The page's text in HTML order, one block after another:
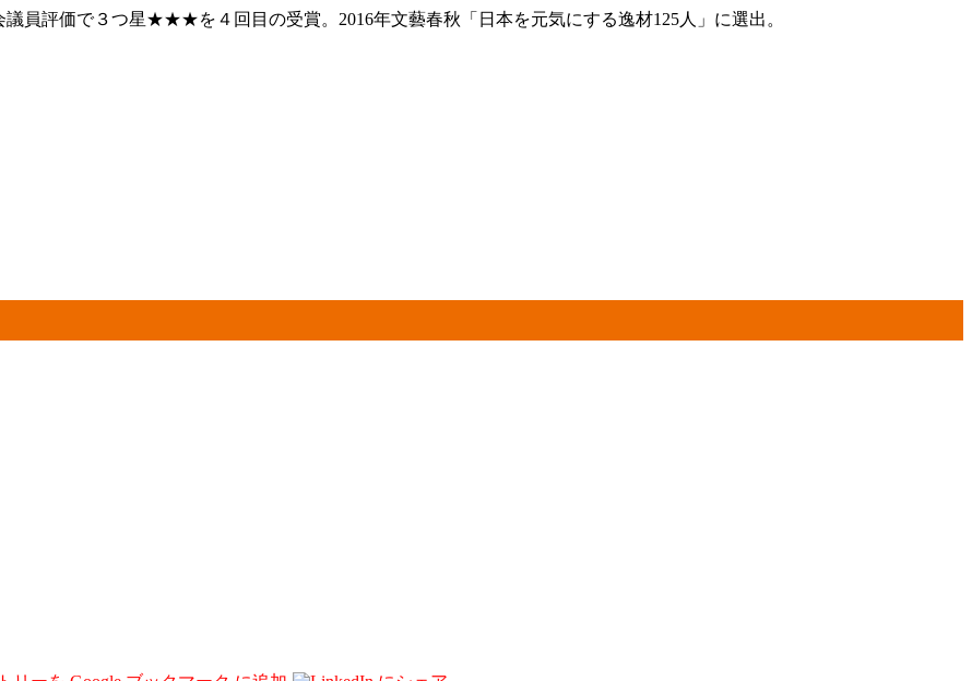
員評価で３つ星★★★を４回目の受賞。2016年文藝春秋「日本を元気にする逸材125人」に選出。